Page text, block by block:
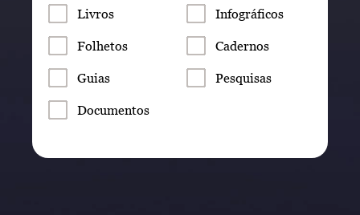
Livros Infográficos
Folhetos Cadernos
Guias Pesquisas
Documentos